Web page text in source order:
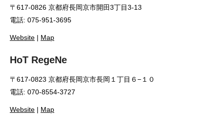
〒617-0826 京都府長岡京市開田3丁目3-13
電話: 075-951-3695
Website | Map
HoT RegeNe
〒617-0823 京都府長岡京市長岡１丁目６−１０
電話: 070-8554-3727
Website | Map